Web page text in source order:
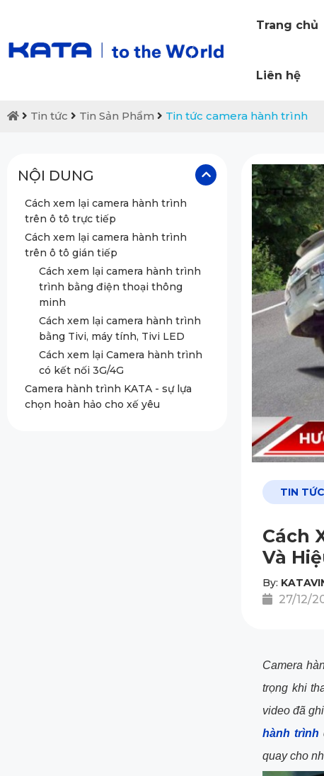
Trang chủ
Liên hệ
Tin tức Tin Sản Phẩm Tin tức camera hành trình
NỘI DUNG
Cách xem lại camera hành trình
trên ô tô trực tiếp
Cách xem lại camera hành trình
trên ô tô gián tiếp
Cách xem lại camera hành trình
trình bằng điện thoại thông
minh
Cách xem lại camera hành trình
bằng Tivi, máy tính, Tivi LED
Cách xem lại Camera hành trình
có kết nối 3G/4G
Camera hành trình KATA - sự lựa
chọn hoàn hảo cho xế yêu
TIN
Cách
Và
By:
27/12/
Camera
trọng khi
video đã
hành trình
quay cho